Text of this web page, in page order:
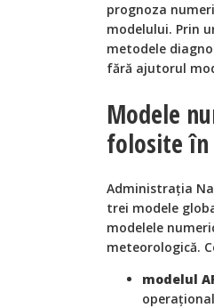
prognoza
modelului. Prin
metodele
fără ajutorul
Modele
folosite în
Administrația
trei modele
modelele
meteorologică.
modelul